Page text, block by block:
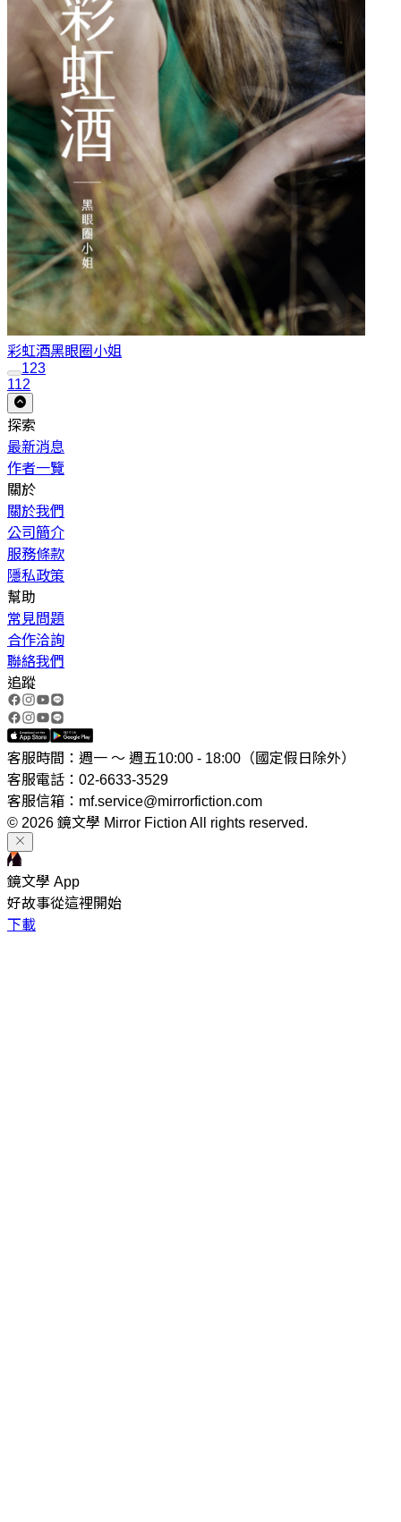
彩虹酒黑眼圈小姐
123
112
探索
最新消息
作者一覽
關於
關於我們
公司簡介
服務條款
隱私政策
幫助
常見問題
合作洽詢
聯絡我們
追蹤
客服時間：週一 ～ 週五10:00 - 18:00（國定假日除外）
客服電話：02-6633-3529
客服信箱：mf.service@mirrorfiction.com
© 2026 鏡文學 Mirror Fiction All rights reserved.
鏡文學 App
好故事從這裡開始
下載